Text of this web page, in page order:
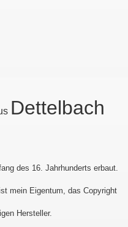
Dettelbach
des 16. Jahrhunderts erbaut.
mein Eigentum, das Copyright
Hersteller.